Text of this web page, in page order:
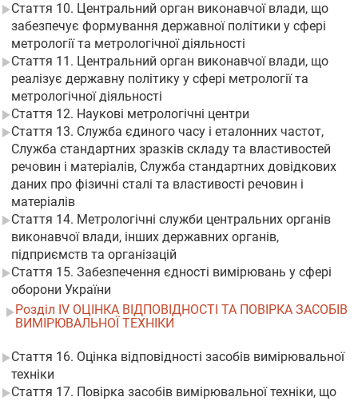
Стаття 10. Центральний орган виконавчої влади, що
забезпечує формування державної політики у сфері
метрології та метрологічної діяльності
Стаття 11. Центральний орган виконавчої влади, що
реалізує державну політику у сфері метрології та
метрологічної діяльності
Стаття 12. Наукові метрологічні центри
Стаття 13. Служба єдиного часу і еталонних частот,
Служба стандартних зразків складу та властивостей
речовин і матеріалів, Служба стандартних довідкових
даних про фізичні сталі та властивості речовин і
матеріалів
Стаття 14. Метрологічні служби центральних органів
виконавчої влади, інших державних органів,
підприємств та організацій
Стаття 15. Забезпечення єдності вимірювань у сфері
оборони України
Розділ IV ОЦІНКА ВІДПОВІДНОСТІ ТА ПОВІРКА ЗАСОБІВ
ВИМІРЮВАЛЬНОЇ ТЕХНІКИ
Стаття 16. Оцінка відповідності засобів вимірювальної
техніки
Стаття 17. Повірка засобів вимірювальної техніки, що